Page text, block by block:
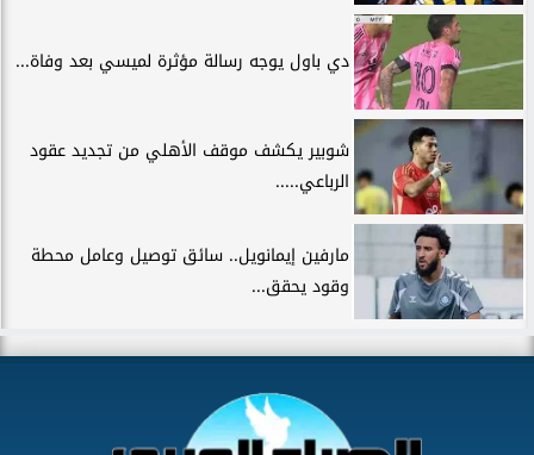
دي باول يوجه رسالة مؤثرة لميسي بعد وفاة...
شوبير يكشف موقف الأهلي من تجديد عقود
الرباعي.....
مارفين إيمانويل.. سائق توصيل وعامل محطة
وقود يحقق...